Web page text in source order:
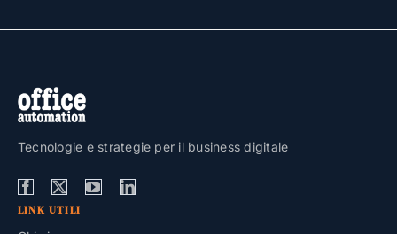
Tecnologie e strategie per il business digitale
LINK UTILI